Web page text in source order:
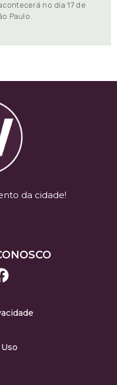
no dia 17 de
Paulo.
da cidade!